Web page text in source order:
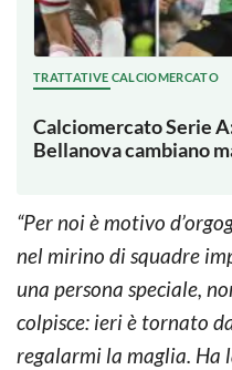
TRATTATIVE CALCIOMERCATO
Calciomercato Serie
Bellanova cambiano
“Per noi è motivo
nel mirino di squadre
una persona speciale,
colpisce: ieri è tornato
regalarmi la maglia. Ha